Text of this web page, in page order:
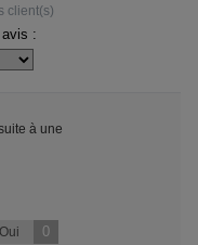
client(s)
:
à une
Oui 0